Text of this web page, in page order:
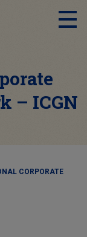
– ICGN
CORPORATE